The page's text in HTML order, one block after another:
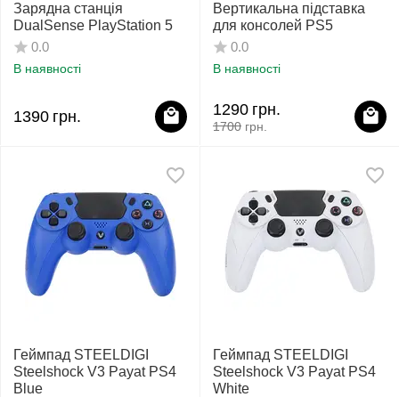
Зарядна станція
DualSense PlayStation 5
0.0
В наявності
1390 грн.
Вертикальна підставка
для консолей PS5
0.0
В наявності
1700 грн.
1290 грн.
Геймпад STEELDIGI
Steelshock V3 Payat PS4
Blue
Геймпад STEELDIGI
Steelshock V3 Payat PS4
White